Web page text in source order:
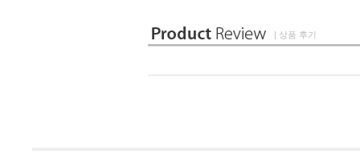
| 상품 후기